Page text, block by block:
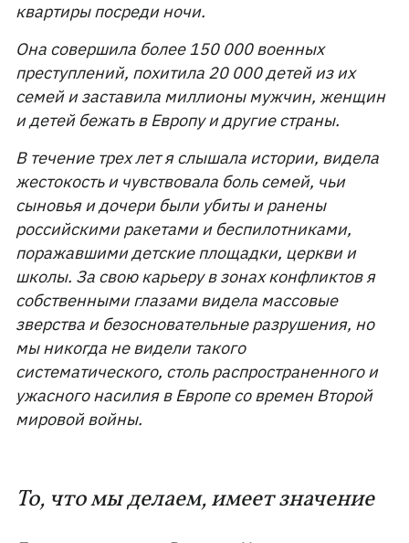
квартиры посреди ночи.
Она совершила более 150 000 военных
преступлений, похитила 20 000 детей из их
семей и заставила миллионы мужчин, женщин
и детей бежать в Европу и другие страны.
В течение трех лет я слышала истории, видела
жестокость и чувствовала боль семей, чьи
сыновья и дочери были убиты и ранены
российскими ракетами и беспилотниками,
поражавшими детские площадки, церкви и
школы. За свою карьеру в зонах конфликтов я
собственными глазами видела массовые
зверства и безосновательные разрушения, но
мы никогда не видели такого
систематического, столь распространенного и
ужасного насилия в Европе со времен Второй
мировой войны.
То, что мы делаем, имеет значение